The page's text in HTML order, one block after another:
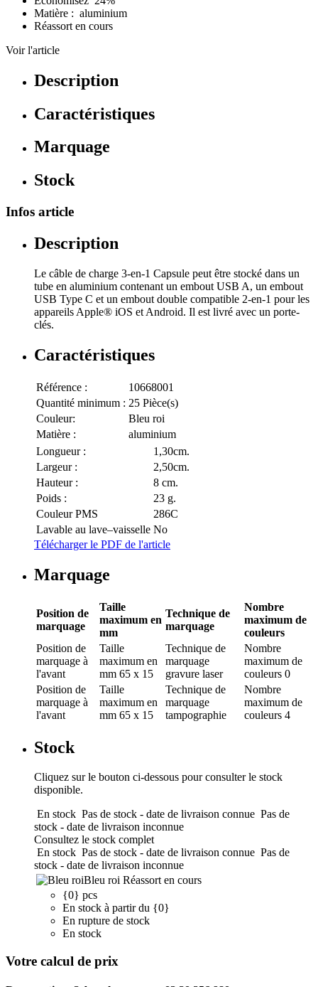
Matière : aluminium
Réassort en cours
Voir l'article
Description
Caractéristiques
Marquage
Stock
Infos article
Description
Le câble de charge 3-en-1 Capsule peut être stocké dans un
tube en aluminium contenant un embout USB A, un embout
USB Type C et un embout double compatible 2-en-1 pour les
appareils Apple® iOS et Android. Il est livré avec un porte-
clés.
Caractéristiques
Référence :
10668001
Quantité minimum : 25 Pièce(s)
Couleur:
Bleu roi
Matière :
aluminium
Longueur :
1,30cm.
Largeur :
2,50cm.
Hauteur :
8 cm.
Poids :
23 g.
Couleur PMS
286C
Lavable au lave–vaisselle No
Télécharger le PDF de l'article
Marquage
Position de
marquage
Taille
maximum en
mm
Technique de
marquage
Nombre
maximum de
couleurs
Position de
marquage à
l'avant
Taille
maximum en
mm 65 x 15
Technique de
marquage
gravure laser
Nombre
maximum de
couleurs 0
Position de
marquage à
l'avant
Taille
maximum en
mm 65 x 15
Technique de
marquage
tampographie
Nombre
maximum de
couleurs 4
Stock
Cliquez sur le bouton ci-dessous pour consulter le stock
disponible.
En stock Pas de stock - date de livraison connue Pas de
stock - date de livraison inconnue
Consultez le stock complet
En stock Pas de stock - date de livraison connue Pas de
stock - date de livraison inconnue
Bleu roi Réassort en cours
{0} pcs
En stock à partir du {0}
En rupture de stock
En stock
Votre calcul de prix